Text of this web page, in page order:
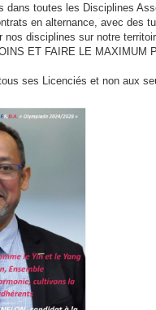
dans toutes les Disciplines
en alternance, avec des
nos disciplines sur notre
ET FAIRE LE MAXIMUM
ses Licenciés et non aux